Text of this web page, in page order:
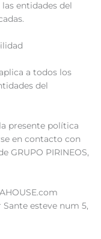
entidades del
a todos los
del
presente política
en contacto con
GRUPO PIRINEOS,
Sante esteve num 5,